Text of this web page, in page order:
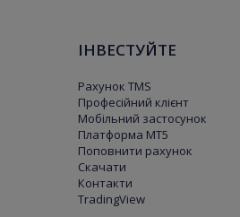
ІНВЕСТУЙТЕ
Рахунок TMS
Професійний клієнт
Мобільний застосунок
Платформа МТ5
Поповнити рахунок
Скачати
Контакти
TradingView